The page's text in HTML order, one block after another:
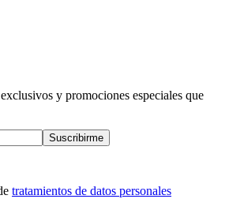
y promociones especiales que
Suscribirme
tratamientos de datos personales